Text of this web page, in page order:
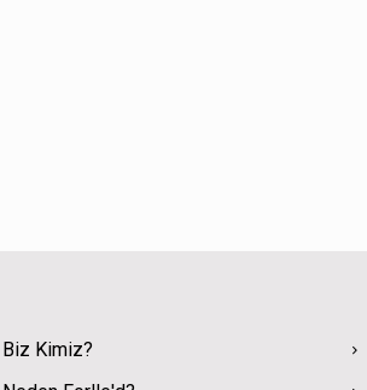
Biz Kimiz?